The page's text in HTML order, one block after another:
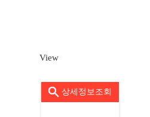
View
상세정보조회